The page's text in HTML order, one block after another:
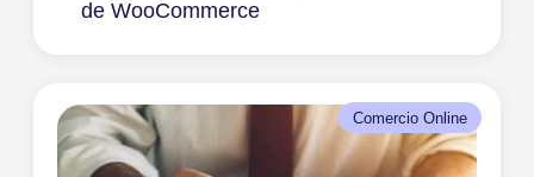
de WooCommerce
Comercio Online